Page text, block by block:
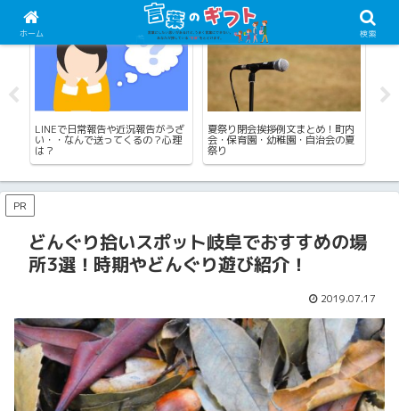
LINEメッセージ例文
LINEで日常報告や近況報告がうざ
い・・なんで送ってくるの？心理
は？
四季の言葉（夏）
夏祭り閉会挨拶例文まとめ！町内
会・保育園・幼稚園・自治会の夏
祭り
PR
どんぐり拾いスポット岐阜でおすすめの場
所3選！時期やどんぐり遊び紹介！
2019.07.17
ホーム 検索